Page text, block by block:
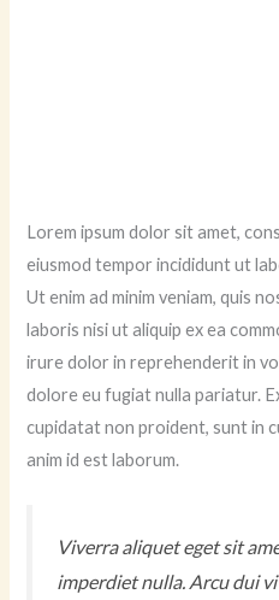
Lorem ipsum dolor sit amet,
eiusmod tempor incididunt ut
Ut enim ad minim veniam, quis
laboris nisi ut aliquip ex ea
irure dolor in reprehenderit in
dolore eu fugiat nulla pariatur.
cupidatat non proident, sunt in
anim id est laborum.
Viverra aliquet eget sit
imperdiet nulla. Arcu dui